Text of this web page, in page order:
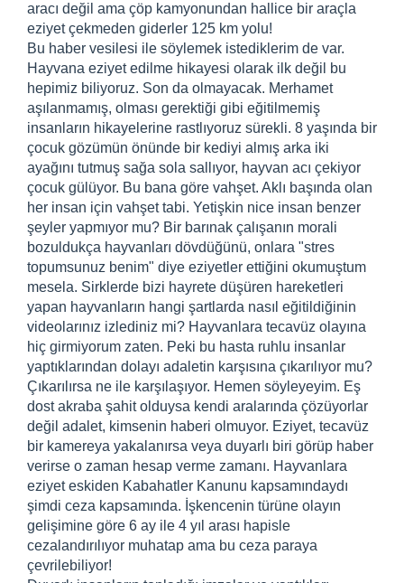
aracı değil ama çöp kamyonundan hallice bir araçla
eziyet çekmeden giderler 125 km yolu!
Bu haber vesilesi ile söylemek istediklerim de var.
Hayvana eziyet edilme hikayesi olarak ilk değil bu
hepimiz biliyoruz. Son da olmayacak. Merhamet
aşılanmamış, olması gerektiği gibi eğitilmemiş
insanların hikayelerine rastlıyoruz sürekli. 8 yaşında bir
çocuk gözümün önünde bir kediyi almış arka iki
ayağını tutmuş sağa sola sallıyor, hayvan acı çekiyor
çocuk gülüyor. Bu bana göre vahşet. Aklı başında olan
her insan için vahşet tabi. Yetişkin nice insan benzer
şeyler yapmıyor mu? Bir barınak çalışanın morali
bozuldukça hayvanları dövdüğünü, onlara "stres
topumsunuz benim" diye eziyetler ettiğini okumuştum
mesela. Sirklerde bizi hayrete düşüren hareketleri
yapan hayvanların hangi şartlarda nasıl eğitildiğinin
videolarınız izlediniz mi? Hayvanlara tecavüz olayına
hiç girmiyorum zaten. Peki bu hasta ruhlu insanlar
yaptıklarından dolayı adaletin karşısına çıkarılıyor mu?
Çıkarılırsa ne ile karşılaşıyor. Hemen söyleyeyim. Eş
dost akraba şahit olduysa kendi aralarında çözüyorlar
değil adalet, kimsenin haberi olmuyor. Eziyet, tecavüz
bir kamereya yakalanırsa veya duyarlı biri görüp haber
verirse o zaman hesap verme zamanı. Hayvanlara
eziyet eskiden Kabahatler Kanunu kapsamındaydı
şimdi ceza kapsamında. İşkencenin türüne olayın
gelişimine göre 6 ay ile 4 yıl arası hapisle
cezalandırılıyor muhatap ama bu ceza paraya
çevrilebiliyor!